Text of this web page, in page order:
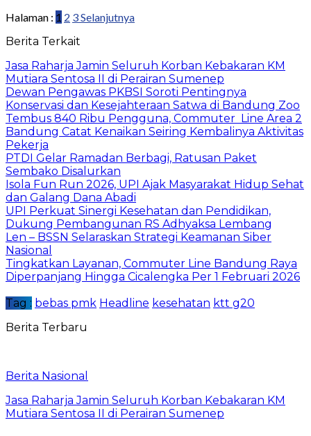
Halaman : 1 2 3Selanjutnya
Berita Terkait
Jasa Raharja Jamin Seluruh Korban Kebakaran KM
Mutiara Sentosa II di Perairan Sumenep
Dewan Pengawas PKBSI Soroti Pentingnya
Konservasi dan Kesejahteraan Satwa di Bandung Zoo
Tembus 840 Ribu Pengguna, Commuter Line Area 2
Bandung Catat Kenaikan Seiring Kembalinya Aktivitas
Pekerja
PTDI Gelar Ramadan Berbagi, Ratusan Paket
Sembako Disalurkan
Isola Fun Run 2026, UPI Ajak Masyarakat Hidup Sehat
dan Galang Dana Abadi
UPI Perkuat Sinergi Kesehatan dan Pendidikan,
Dukung Pembangunan RS Adhyaksa Lembang
Len – BSSN Selaraskan Strategi Keamanan Siber
Nasional
Tingkatkan Layanan, Commuter Line Bandung Raya
Diperpanjang Hingga Cicalengka Per 1 Februari 2026
Tag : bebas pmk Headline kesehatan ktt g20
Berita Terbaru
Berita Nasional
Jasa Raharja Jamin Seluruh Korban Kebakaran KM
Mutiara Sentosa II di Perairan Sumenep